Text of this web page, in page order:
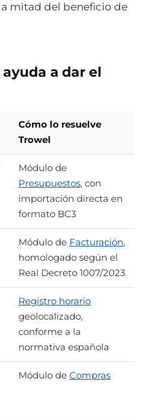
mitad del beneficio de
a dar el
Cómo lo resuelve
Trowel
Módulo de
Presupuestos, con
importación directa en
formato BC3
Módulo de Facturación,
homologado según el
Real Decreto 1007/2023
Registro horario
geolocalizado,
conforme a la
normativa española
Módulo de Compras